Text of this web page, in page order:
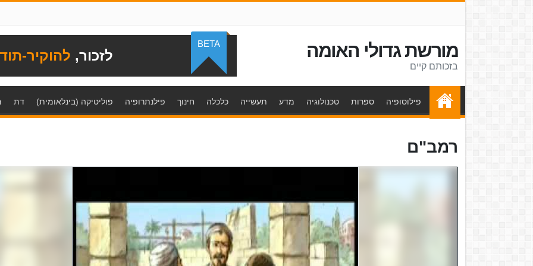
מורשת גדולי האומה
בזכותם קיים
לזכור, להוקיר-
BETA
פילוסופיה ספרות טכנולוגיה מדע תעשייה כלכלה חינוך פילנתרופיה פוליטיקה (בינלאומית) דת
רמב"ם